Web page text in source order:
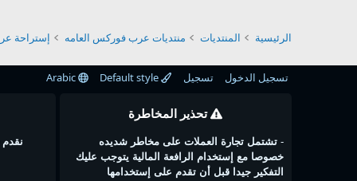
الرئيسية المنتديات منتديات عرب فوركس العامه إستراحة
تسجيل الدخول تسجيل Arabic
تحذير المخاطرة
- تشتمل تجارة العملات على مخاطر شديده
خصوصا مع إستخدام الرافعة المالية يتوجب عليك
التفكير جيدا قبل أن تقدم على إستخدامها